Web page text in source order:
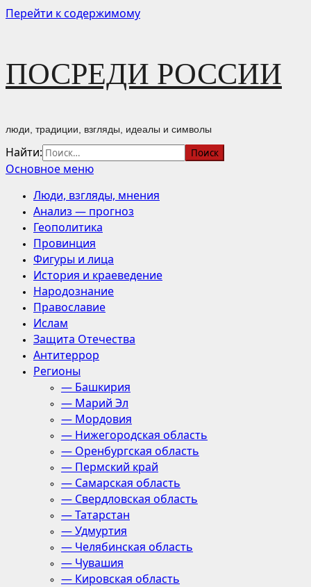
Перейти к содержимому
ПОСРЕДИ РОССИИ
люди, традиции, взгляды, идеалы и символы
Найти:
Основное меню
Люди, взгляды, мнения
Анализ — прогноз
Геополитика
Провинция
Фигуры и лица
История и краеведение
Народознание
Православие
Ислам
Защита Отечества
Антитеррор
Регионы
— Башкирия
— Марий Эл
— Мордовия
— Нижегородская область
— Оренбургская область
— Пермский край
— Самарская область
— Свердловская область
— Татарстан
— Удмуртия
— Челябинская область
— Чувашия
— Кировская область